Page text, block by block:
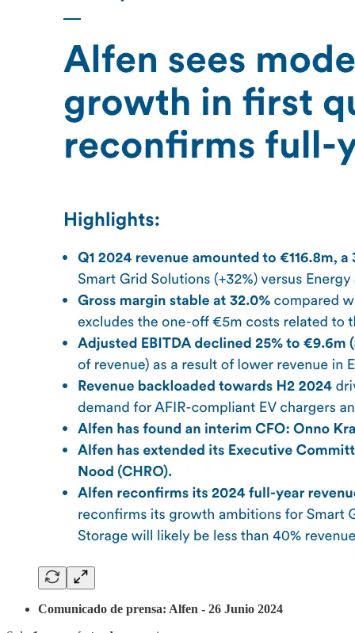
Comunicado de prensa: Alfen - 26 Junio 2024